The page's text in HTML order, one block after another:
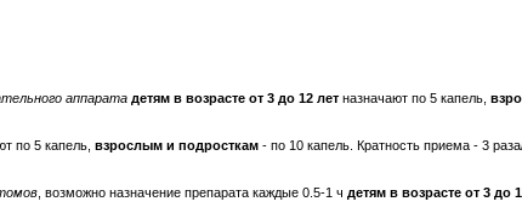
аппарата детям в возрасте от 3 до 12 лет назначают по 5 капель,
по 5 капель, взрослым и подросткам - по 10 капель. Кратность приема - 3
, возможно назначение препарата каждые 0.5-1 ч детям в возрасте от 3 до